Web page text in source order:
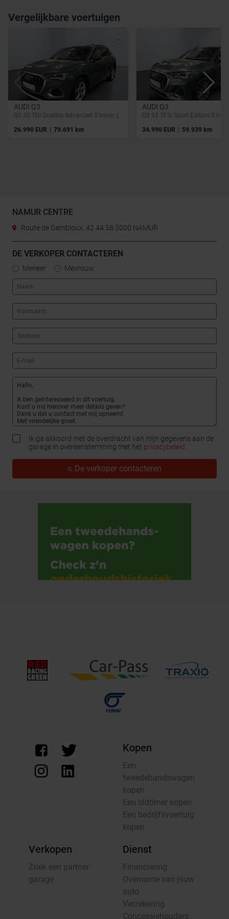
Vergelijkbare voertuigen
AUDI Q3
Q3 35 TDi Quattro Advanced S tronic (EU6AP)
26.990 EUR | 79.691 km
AUDI Q3
Q3 35 TFSI Sport Edition S
34.990 EUR | 59.939 km
NAMUR CENTRE
Route de Gembloux, 42 44 58 5000 NAMUR
DE VERKOPER CONTACTEREN
Meneer Mevrouw
Ik ga akkoord met de overdracht van mijn gegevens aan de
garage in overeenstemming met het privacybeleid.
De verkoper contacteren
Kopen
Een
tweedehandswagen
kopen
Een oldtimer kopen
Een bedrijfsvoertuig
kopen
Verkopen
Zoek een partner-
garage
Dienst
Financiering
Overname van jouw
auto
Verzekering
Concessiehouders